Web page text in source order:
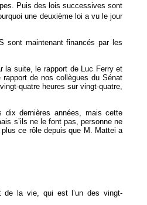
Puis des lois successives sont
une deuxième loi a vu le jour
maintenant financés par les
la suite, le rapport de Luc Ferry et
de nos collègues du Sénat
quatre heures sur vingt-quatre,
dix dernières années, mais cette
s’ils ne le font pas, personne ne
plus ce rôle depuis que M. Mattei a
de la vie, qui est l’un des vingt-